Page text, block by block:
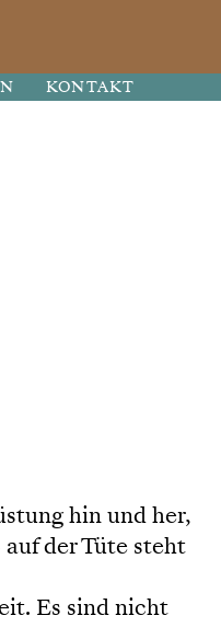
KONTAKT
hin und her,
der Tüte steht
Es sind nicht